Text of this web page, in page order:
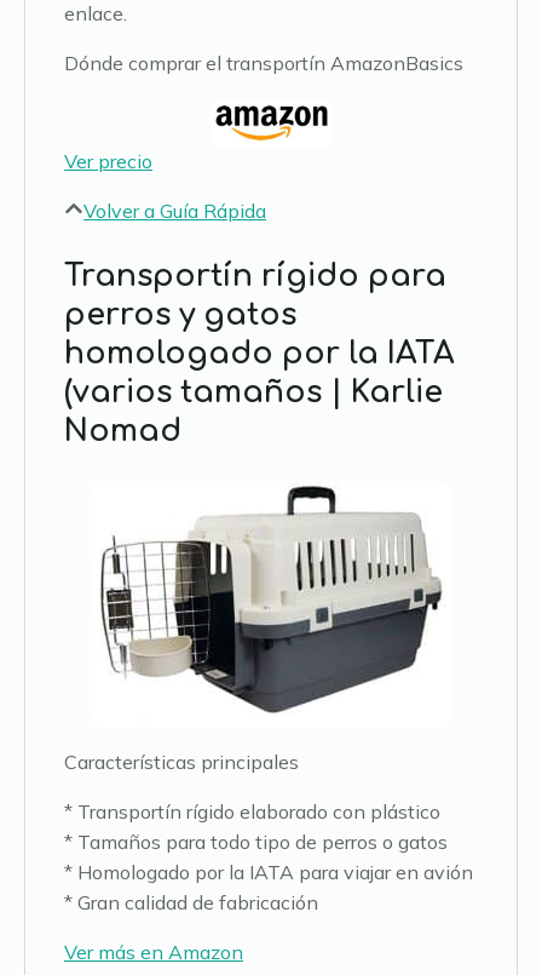
enlace.
Dónde comprar el transportín AmazonBasics
Ver precio
Volver a Guía Rápida
Transportín rígido para
perros y gatos
homologado por la IATA
(varios tamaños | Karlie
Nomad
Características principales
* Transportín rígido elaborado con plástico
* Tamaños para todo tipo de perros o gatos
* Homologado por la IATA para viajar en avión
* Gran calidad de fabricación
Ver más en Amazon